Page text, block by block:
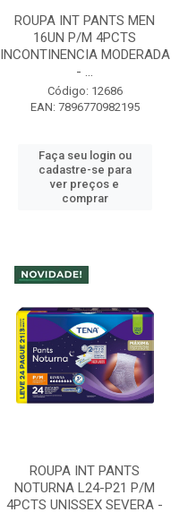
ROUPA INT PANTS MEN
16UN P/M 4PCTS
INCONTINENCIA MODERADA
- ...
Código: 12686
EAN: 7896770982195
Faça seu login ou
cadastre-se para
ver preços e
comprar
ROUPA INT PANTS
NOTURNA L24-P21 P/M
4PCTS UNISSEX SEVERA -